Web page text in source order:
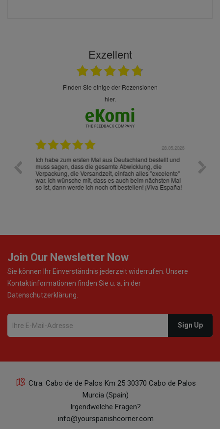
Exzellent
finden Sie einige der Rezensionen
hier.
28.05.2026
Ich habe zum ersten Mal aus Deutschland bestellt und
muss sagen, dass die gesamte Abwicklung, die
Verpackung, die Versandzeit, einfach alles "excelente"
war. Ich wünsche mit, dass es auch beim nächsten Mal
so ist, dann werde ich noch oft bestellen! ¡Viva España!
Die
gut
ist
Join Our Newsletter Now
Sie können Ihr Einverständnis jederzeit widerrufen. Unsere
Kontaktinformationen finden Sie u. a. in der
Datenschutzerklärung.
Ctra. Cabo de de Palos Km 25 30370 Cabo de Palos
Murcia (Spain)
Irgendwelche Fragen?
info@yourspanishcorner.com